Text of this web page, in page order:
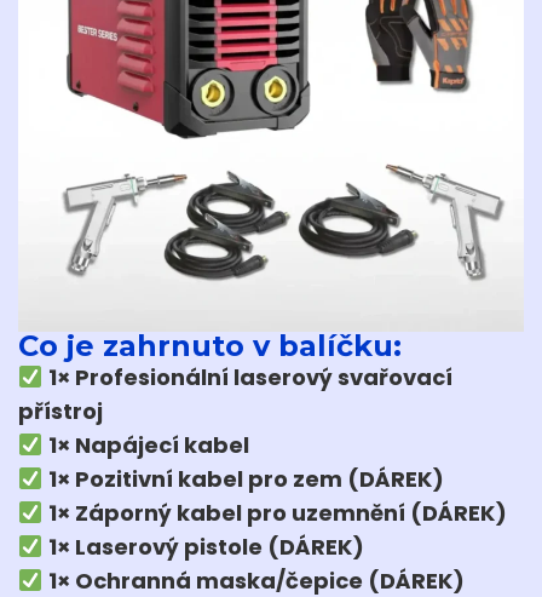
Co je zahrnuto v balíčku:
1× Profesionální laserový svařovací
přístroj
1× Napájecí kabel
1× Pozitivní kabel pro zem (DÁREK)
1× Záporný kabel pro uzemnění (DÁREK)
1× Laserový pistole (DÁREK)
1× Ochranná maska/čepice (DÁREK)